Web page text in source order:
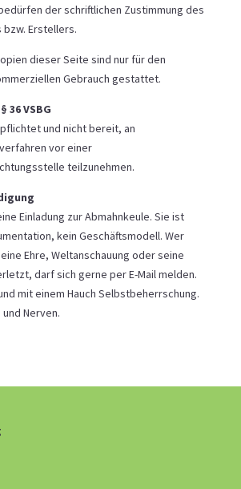
der schriftlichen Zustimmung des
Erstellers.
dieser Seite sind nur für den
Gebrauch gestattet.
36 VSBG
und nicht bereit, an
vor einer
teilzunehmen.
Einladung zur Abmahnkeule. Sie ist
kein Geschäftsmodell. Wer
Ehre, Weltanschauung oder seine
darf sich gerne per E-Mail melden.
mit einem Hauch Selbstbeherrschung.
Nerven.